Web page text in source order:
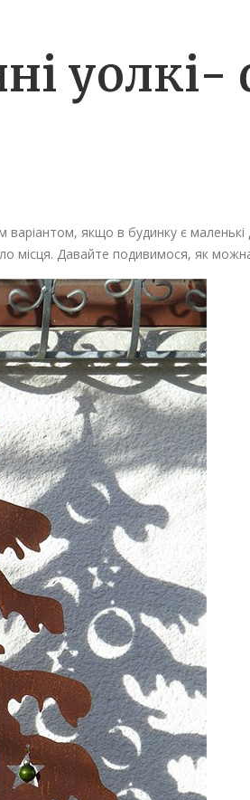
yoлкі-
варіантом, якщо в будинку є
місця. Давайте подивимося, як